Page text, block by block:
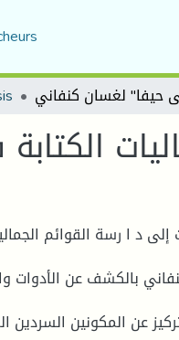
د ا رسة القوائم
بالكشف عن الأدوات